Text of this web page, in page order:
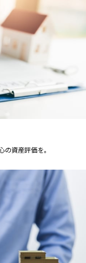
資産評価を。